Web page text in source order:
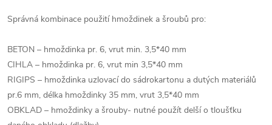
Správná kombinace použití hmoždinek a šroubů pro:
BETON – hmoždinka pr. 6, vrut min. 3,5*40 mm
CIHLA – hmoždinka pr. 6, vrut min 3,5*40 mm
RIGIPS – hmoždinka uzlovací do sádrokartonu a dutých materiálů
pr.6 mm, délka hmoždinky 35 mm, vrut 3,5*40 mm
OBKLAD – hmoždinky a šrouby- nutné použít delší o tloušťku